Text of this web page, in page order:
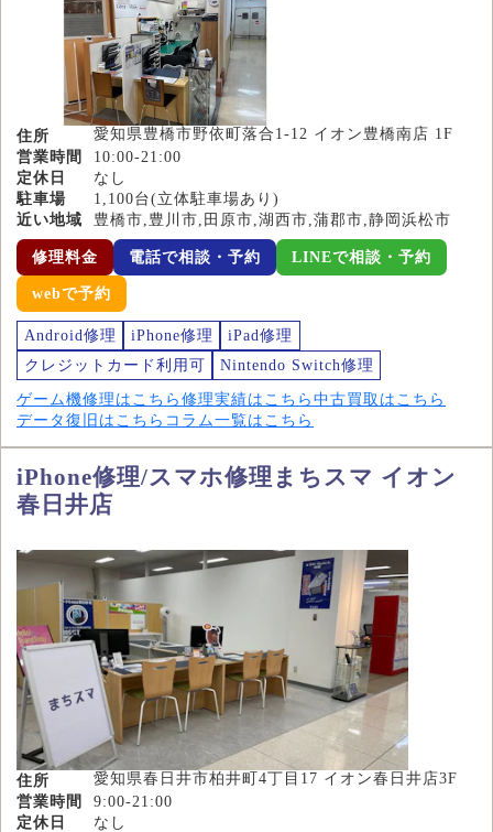
住所
愛知県豊橋市野依町落合1-12 イオン豊橋南店 1F
営業時間
10:00-21:00
定休日
なし
駐車場
1,100台(立体駐車場あり)
近い地域
豊橋市,豊川市,田原市,湖西市,蒲郡市,静岡浜松市
修理料金 電話で相談・予約 LINEで相談・予約
webで予約
Android修理 iPhone修理
iPad修理
クレジットカード利用可
Nintendo Switch修理
ゲーム機修理はこちら 修理実績はこちら 中古買取はこちら
データ復旧はこちら コラム一覧はこちら
iPhone修理/スマホ修理まちスマ イオン
春日井店
住所
愛知県春日井市柏井町4丁目17 イオン春日井店3F
営業時間
9:00-21:00
定休日
なし